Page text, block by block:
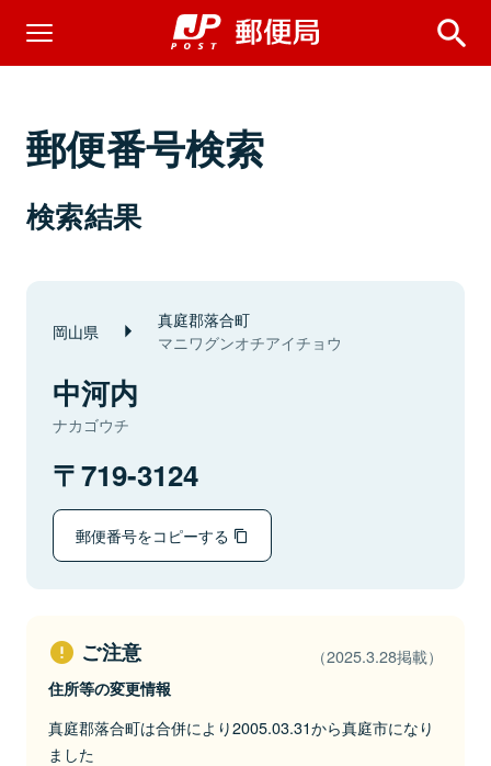
郵便番号検索
検索結果
岡山県 真庭郡落合町
マニワグンオチアイチョウ
中河内
ナカゴウチ
719-3124
郵便番号をコピーする
ご注意 （2025.3.28掲載）
住所等の変更情報
真庭郡落合町は合併により2005.03.31から真庭市になり
ました